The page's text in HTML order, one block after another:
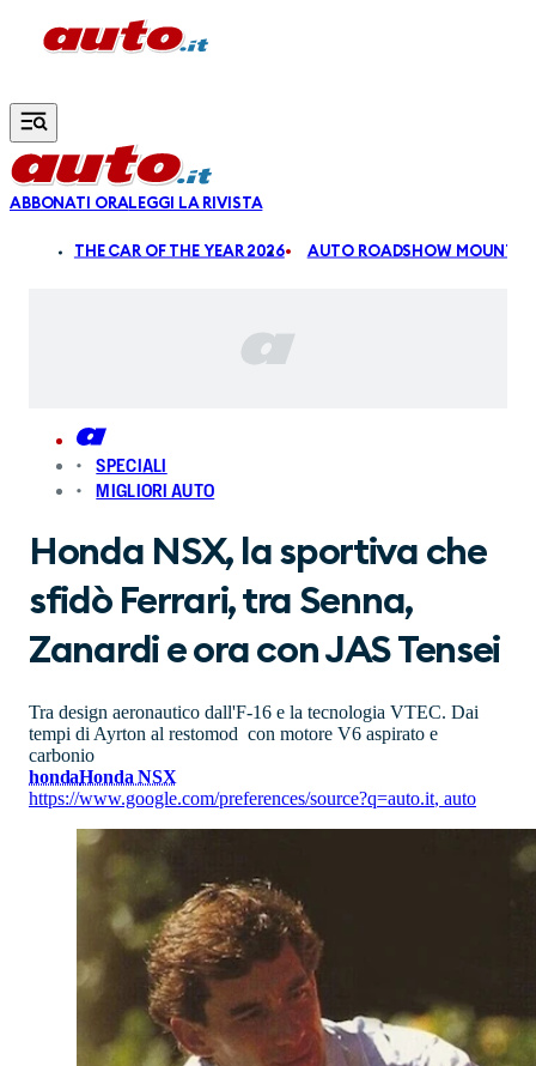
Vai al contenuto principale
ABBONATI ORALEGGI LA RIVISTA
THE CAR OF THE YEAR 2026 AUTO ROADSHOW
SPECIALI
MIGLIORI AUTO
Honda NSX, la sportiva che
sfidò Ferrari, tra Senna,
Zanardi e ora con JAS Tensei
Tra design aeronautico dall'F-16 e la tecnologia VTEC. Dai
tempi di Ayrton al restomod con motore V6 aspirato e
carbonio
hondaHonda NSX
https://www.google.com/preferences/source?q=auto.it, auto